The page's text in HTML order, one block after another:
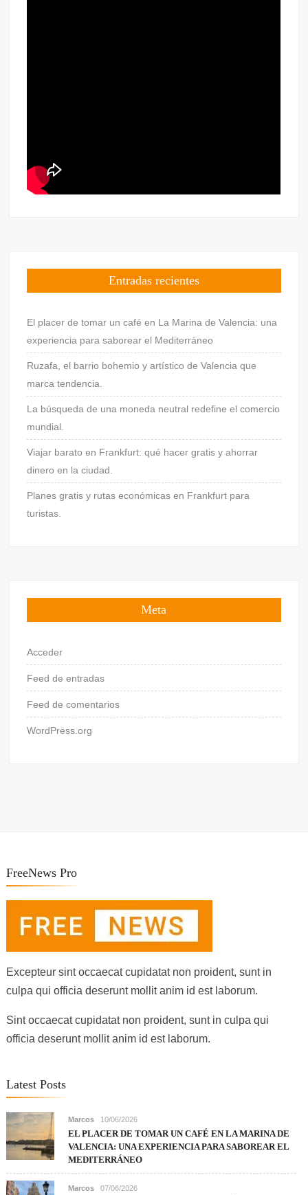
Entradas recientes
El placer de tomar un café en La Marina de Valencia: una
experiencia para saborear el Mediterráneo
Ruzafa, el barrio bohemio y artístico de Valencia que
marca tendencia.
La búsqueda de una moneda neutral redefine el comercio
mundial.
Viajar barato en Frankfurt: qué hacer gratis y ahorrar
dinero en la ciudad.
Planes gratis y rutas económicas en Frankfurt para
turistas.
Meta
Acceder
Feed de entradas
Feed de comentarios
WordPress.org
FreeNews Pro
Excepteur sint occaecat cupidatat non proident, sunt in
culpa qui officia deserunt mollit anim id est laborum.
Sint occaecat cupidatat non proident, sunt in culpa qui
officia deserunt mollit anim id est laborum.
Latest Posts
Marcos 10/06/2026
EL PLACER DE TOMAR UN CAFÉ EN LA MARINA DE
VALENCIA: UNA EXPERIENCIA PARA SABOREAR EL
MEDITERRÁNEO
Marcos 07/06/2026